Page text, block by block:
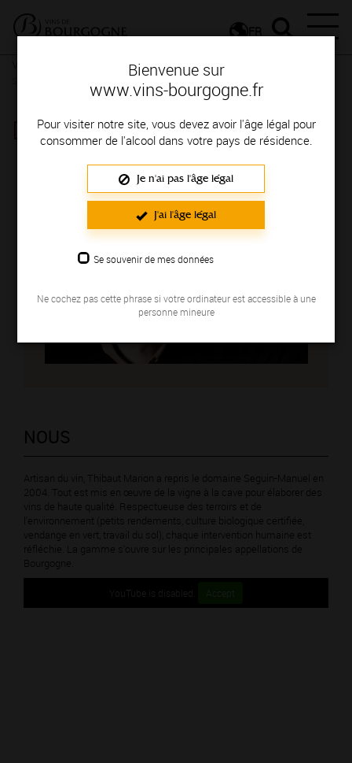
Bienvenue sur
www.vins-bourgogne.fr
Pour visiter notre site, vous devez avoir l'âge légal pour
consommer de l'alcool dans votre pays de résidence.
Je n'ai pas l'âge légal
J'ai l'âge légal
Se souvenir de mes données
Ne cochez pas cette phrase si votre ordinateur est accessible à une
personne mineure
FR
Femmes et hommes passionnés
DOMAINE SEGUIN MANUEL
NOUS
Artisan du vin, Thibaut Marion a repris le domaine Seguin-Manuel en
2004. Tout est mis en œuvre de la vigne à la cave pour élaborer des
vins de haute qualité. Respectueuse des terroirs et de
l'environnement (petits rendements, culture biologique certifiée,
vendange en vert, travail du sol), chaque intervention humaine est
réfléchie. La gamme s'ouvre sur les principales appellations de
Bourgogne.
YouTube is disabled. Accept